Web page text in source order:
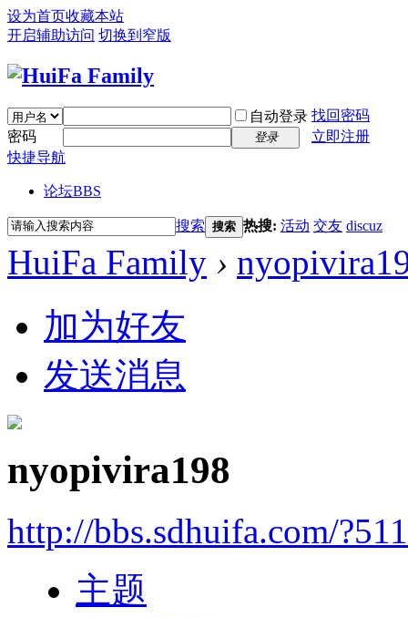
设为首页收藏本站
开启辅助访问 切换到窄版
自动登录 找回密码
密码
登录
立即注册
快捷导航
论坛BBS
搜索 搜索 热搜: 活动 交友 discuz
HuiFa Family ›
加为好友
发送消息
nyopivira198
http://bbs.sdhuifa.com/
主题